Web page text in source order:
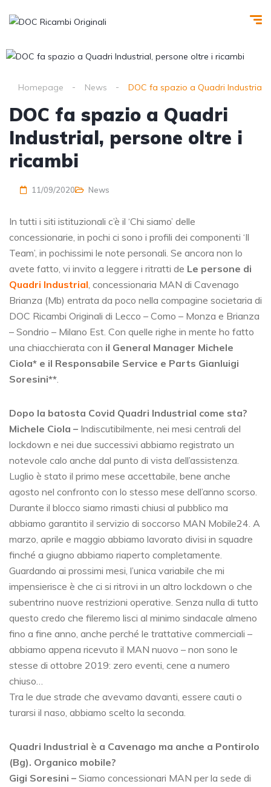
Homepage News DOC fa spazio a Quadri Industrial,
DOC fa spazio a Quadri
Industrial, persone oltre i
ricambi
11/09/2020 News
In tutti i siti istituzionali c’è il ‘Chi siamo’ delle
concessionarie, in pochi ci sono i profili dei componenti ‘Il
Team’, in pochissimi le note personali. Se ancora non lo
avete fatto, vi invito a leggere i ritratti de Le persone di
Quadri Industrial, concessionaria MAN di Cavenago
Brianza (Mb) entrata da poco nella compagine societaria di
DOC Ricambi Originali di Lecco – Como – Monza e Brianza
– Sondrio – Milano Est. Con quelle righe in mente ho fatto
una chiacchierata con il General Manager Michele
Ciola* e il Responsabile Service e Parts Gianluigi
Soresini**.
Dopo la batosta Covid Quadri Industrial come sta?
Michele Ciola – Indiscutibilmente, nei mesi centrali del
lockdown e nei due successivi abbiamo registrato un
notevole calo anche dal punto di vista dell’assistenza.
Luglio è stato il primo mese accettabile, bene anche
agosto nel confronto con lo stesso mese dell’anno scorso.
Durante il blocco siamo rimasti chiusi al pubblico ma
abbiamo garantito il servizio di soccorso MAN Mobile24. A
marzo, aprile e maggio abbiamo lavorato divisi in squadre
finché a giugno abbiamo riaperto completamente.
Guardando ai prossimi mesi, l’unica variabile che mi
impensierisce è che ci si ritrovi in un altro lockdown o che
subentrino nuove restrizioni operative. Senza nulla di tutto
questo credo che fileremo lisci al minimo sindacale almeno
fino a fine anno, anche perché le trattative commerciali –
abbiamo appena ricevuto il MAN nuovo – non sono le
stesse di ottobre 2019: zero eventi, cene a numero
chiuso…
Tra le due strade che avevamo davanti, essere cauti o
turarsi il naso, abbiamo scelto la seconda.
Quadri Industrial è a Cavenago ma anche a Pontirolo
(Bg). Organico mobile?
Gigi Soresini – Siamo concessionari MAN per la sede di